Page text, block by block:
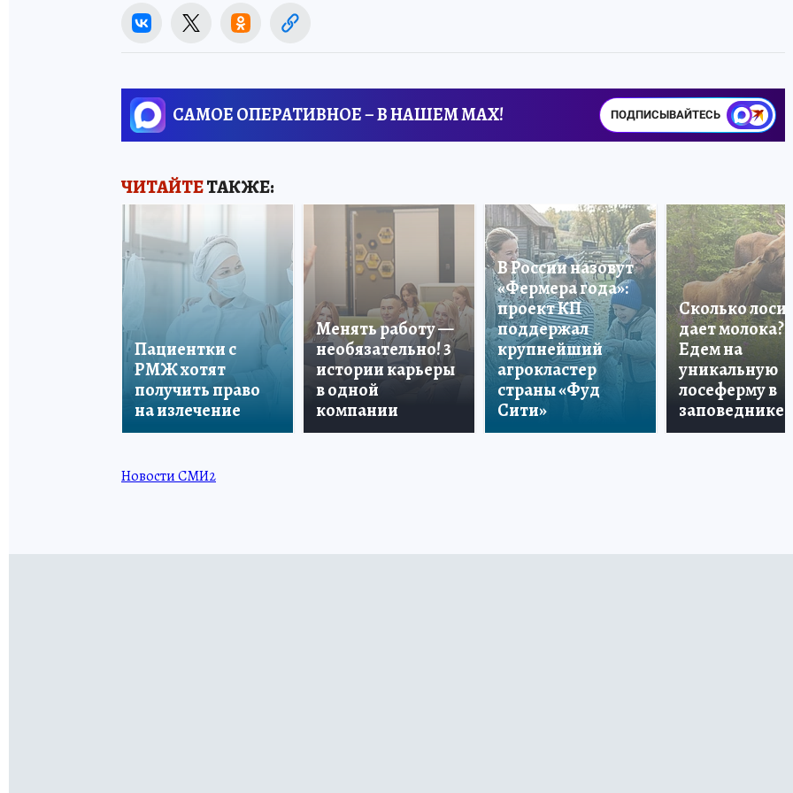
САМОЕ ОПЕРАТИВНОЕ – В НАШЕМ MAX! ПОДПИСЫВАЙТЕСЬ
ЧИТАЙТЕТАКЖЕ:
Пациентки с
РМЖ хотят
получить право
на излечение
Менять работу —
необязательно! 3
истории карьеры
в одной
компании
В России назовут
«Фермера года»:
проект КП
поддержал
крупнейший
агрокластер
страны «Фуд
Сити»
Сколько лосиха
дает молока?
Едем на
уникальную
лосеферму в
заповеднике!
Новости СМИ2